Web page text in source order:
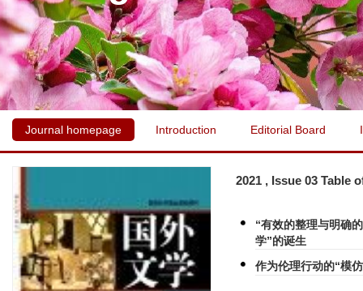
Journal homepage Introduction Editorial Board
2021 , Issue 03 Table
“有效的整理与明确
学”的诞生
作为伦理行动的“模